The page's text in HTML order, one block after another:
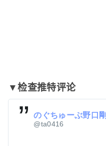
▼检查推特评论
のぐちゅーぶ野口剛
@ta0416